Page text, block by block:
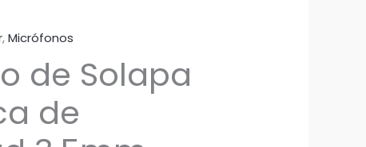
,Micrófonos
de Solapa
de